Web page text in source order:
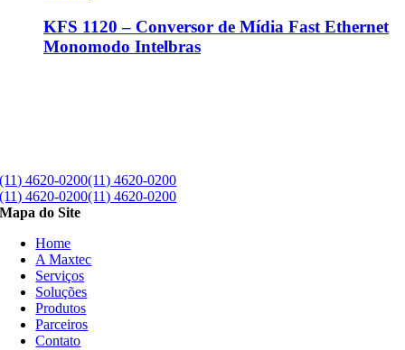
KFS 1120 – Conversor de Mídia Fast Ethernet
Monomodo Intelbras
(11) 4620-0200(11) 4620-0200
(11) 4620-0200(11) 4620-0200
Mapa do Site
Home
A Maxtec
Serviços
Soluções
Produtos
Parceiros
Contato